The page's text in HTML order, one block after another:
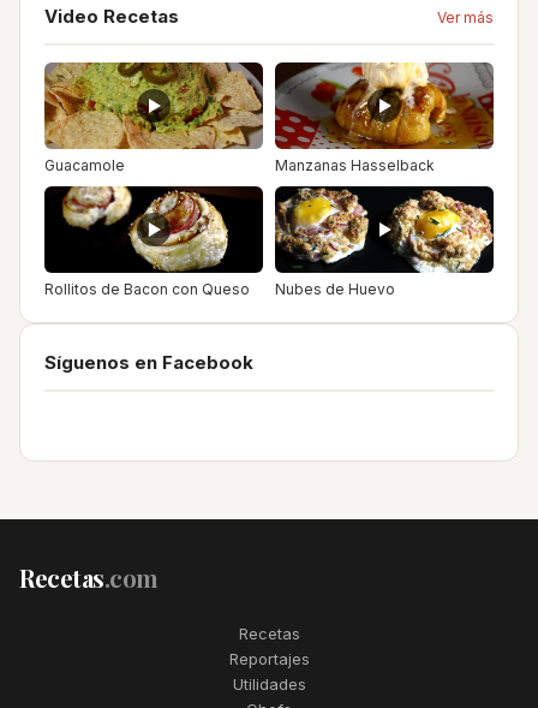
Video Recetas Ver más
Guacamole Manzanas Hasselback
Rollitos de Bacon con Queso Nubes de Huevo
Síguenos en Facebook
Recetas.com
Recetas
Reportajes
Utilidades